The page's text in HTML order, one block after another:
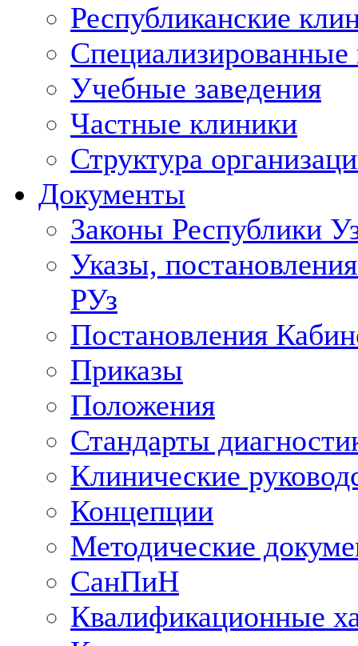
Республиканские
Учебные заведения
Частные клиники
Структура
Документы
Законы Республики
Указы,
РУз
Постановления
Приказы
Положения
Стандарты
Клинические
Концепции
Методические
СанПиН
Квалификационные